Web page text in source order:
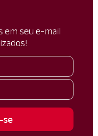
em seu e-mail